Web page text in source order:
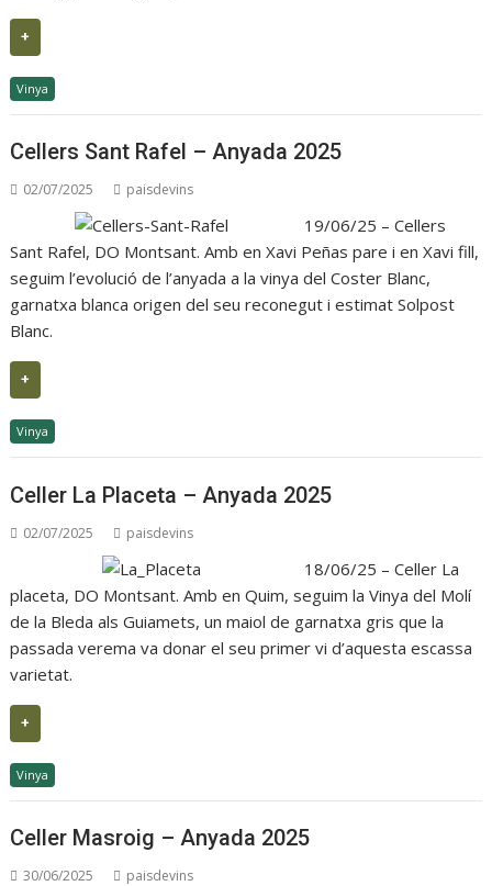
+
Vinya
Cellers Sant Rafel – Anyada 2025
02/07/2025 paisdevins
19/06/25 – Cellers
Sant Rafel, DO Montsant. Amb en Xavi Peñas pare i en Xavi fill,
seguim l’evolució de l’anyada a la vinya del Coster Blanc,
garnatxa blanca origen del seu reconegut i estimat Solpost
Blanc.
+
Vinya
Celler La Placeta – Anyada 2025
02/07/2025 paisdevins
18/06/25 – Celler La
placeta, DO Montsant. Amb en Quim, seguim la Vinya del Molí
de la Bleda als Guiamets, un maiol de garnatxa gris que la
passada verema va donar el seu primer vi d’aquesta escassa
varietat.
+
Vinya
Celler Masroig – Anyada 2025
30/06/2025 paisdevins